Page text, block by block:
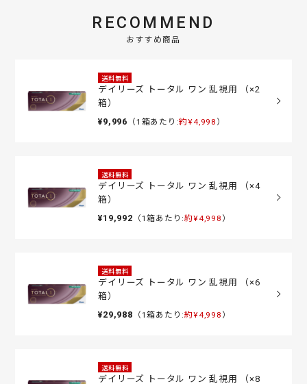
RECOMMEND
おすすめ商品
送料無料
デイリーズ トータル ワン 乱視用 （×2
箱）
¥9,996 （1箱あたり:約¥4,998 ）
送料無料
デイリーズ トータル ワン 乱視用 （×4
箱）
¥19,992 （1箱あたり:約¥4,998 ）
送料無料
デイリーズ トータル ワン 乱視用 （×6
箱）
¥29,988 （1箱あたり:約¥4,998 ）
送料無料
デイリーズ トータル ワン 乱視用 （×8